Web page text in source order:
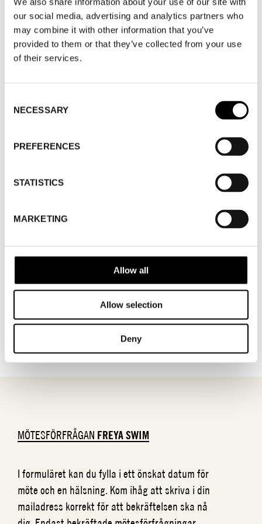
our social media, advertising and analytics partners who
may combine it with other information that you’ve
provided to them or that they’ve collected from your use
of their services.
Selection
NECESSARY
PREFERENCES
STATISTICS
MARKETING
Allow all
Allow selection
Deny
WHEREStockholm Showroom
ADRESSAugustendalsvägen 7
SHOWROOM / STAND:926
WHEREFashion Week Trade (Stockholm Showroom)
SHOWROOM / STAND:
ÖPPET ENLIGT BOKAT MÖTE
TILLBAKA TILL VARUMÄRKEN
MÖTESFÖRFRÅGAN FREYA SWIM
I formuläret kan du fylla i ett önskat datum för
möte och en hälsning. Kom ihåg att skriva i din
mailadress korrekt för att bekräftelsen ska nå